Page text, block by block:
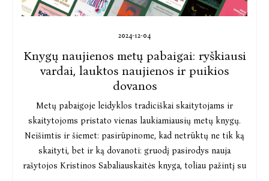
2024-12-04
Knygų naujienos metų pabaigai: ryškiausi
vardai, lauktos naujienos ir puikios
dovanos
Metų pabaigoje leidyklos tradiciškai skaitytojams ir
skaitytojoms pristato vienas laukiamiausių metų knygų.
Neišimtis ir šiemet: pasirūpinome, kad netrūktų ne tik ką
skaityti, bet ir ką dovanoti: gruodį pasirodys nauja
rašytojos Kristinos Sabaliauskaitės knyga, toliau pažintį su